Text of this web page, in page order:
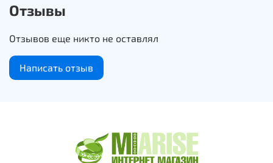
Красочная коробка
и набор карточек с названиями фруктов и овощей
Отзывы
Отзывов еще никто не оставлял
Написать отзыв